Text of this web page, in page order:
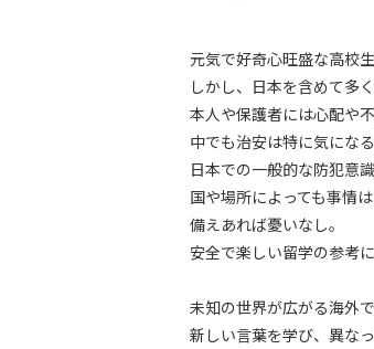
元気で好奇心旺盛な高校
しかし、日本を含めて多
本人や保護者には心配や
中でも治安は特に気にな
日本での一般的な防犯意
国や場所によっても事情
備えあれば憂いなし。
安全で楽しい留学の参考
未知の世界が広がる海外で
新しい言葉を学び、異な